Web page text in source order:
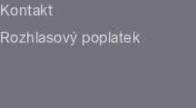
Kontakt
Rozhlasový poplatek